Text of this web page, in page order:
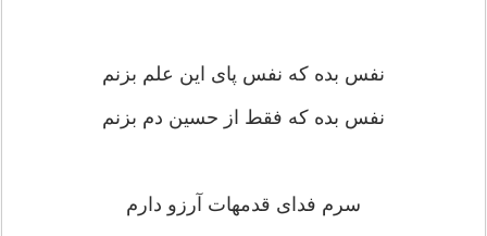
نفس بده که نفس پای این علم بزنم
نفس بده که فقط از حسین دم بزنم
سرم فدای قدمهات آرزو دارم